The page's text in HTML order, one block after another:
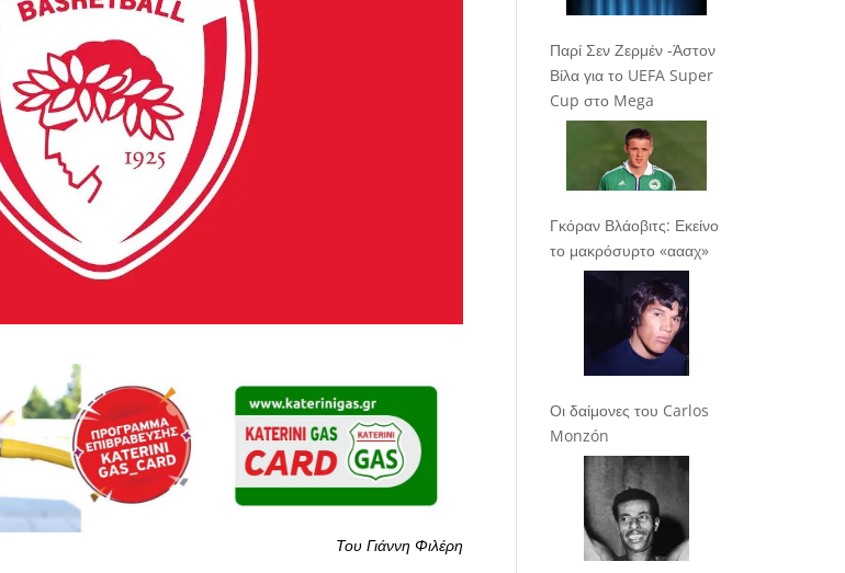
Του Γιάννη Φιλέρη
Παρί Σεν Ζερμέν -Άστον
Βίλα για το UEFA Super
Cup στο Mega
Γκόραν Βλάοβιτς: Εκείνο
το μακρόσυρτο «αααχ»
Οι δαίμονες του Carlos
Monzón